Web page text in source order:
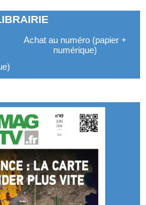
Achat au numéro (papier +
numérique)